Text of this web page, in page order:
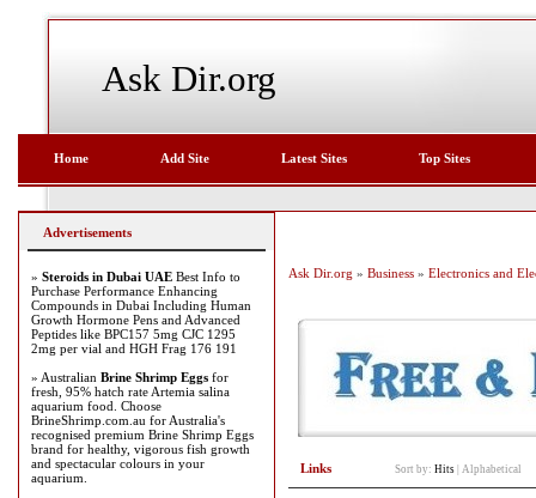
Ask Dir.org
Home Add Site Latest Sites Top Sites
Ask Dir.org » Business » Electronics and
Links Sort by: Hits Alphabetical
Advertisements
» Steroids in Dubai UAE Best Info to
Purchase Performance Enhancing
Compounds in Dubai Including Human
Growth Hormone Pens and Advanced
Peptides like BPC157 5mg CJC 1295
2mg per vial and HGH Frag 176 191
» Australian Brine Shrimp Eggs for
fresh, 95% hatch rate Artemia salina
aquarium food. Choose
BrineShrimp.com.au for Australia's
recognised premium Brine Shrimp Eggs
brand for healthy, vigorous fish growth
and spectacular colours in your
aquarium.